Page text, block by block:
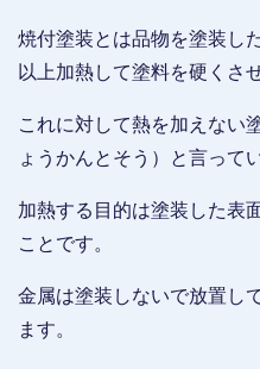
焼付塗装とは品物を塗装し
以上加熱して塗料を硬くさ
これに対して熱を加えない
ょうかんとそう）と言って
加熱する目的は塗装した表
ことです。
金属は塗装しないで放置し
ます。